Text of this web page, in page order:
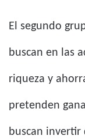
El segundo
buscan en las
riqueza y
pretenden
buscan